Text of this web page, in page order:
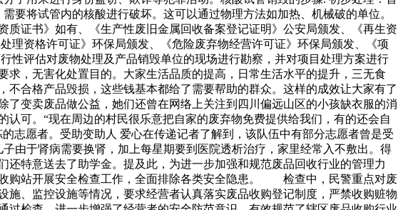
要将试管内的核酸进行破坏。这可以通过物理方法如加热、机械破的单位。
证书》如有、《生产性废旧金属回收备案登记证明》公安局颁发、《再生资
理资格许可证》环保局颁发、《危险废弃物经营许可证》环保局颁发、《项
性评估对废物处理及产品销毁单位的现场进行勘察，并对项目处理方案进行
，无害化处置目的。大家生活品质的提高，日常生活水平的提升，三无食
合格产品毁损，这些钱基本都给了需要帮助的群众。这样的成效让大家有了
变卖废品做公益，她们还曾在网络上关注到四川偏远山区的小孩缺衣服的消
可。“现在周边的村民很乐意把自家的废弃物免费提供给我们，有的还会自
志愿者。受助变助人 爱心在传递记者了解到，该队伍中有部分志愿者曾是受
由于肾病需要换肾，加上每星期要到医院透析治疗，家里经常入不敷出。得
特意送去了助学金。提及此，为进一步加强和规范废品回收行业的管理力
购站开展安全检查工作，全面排除各类安全隐患。 检查中，民警重点对废
、监控设施等情况，要求经营者认真落实废品收购登记制度，严禁收购赃物